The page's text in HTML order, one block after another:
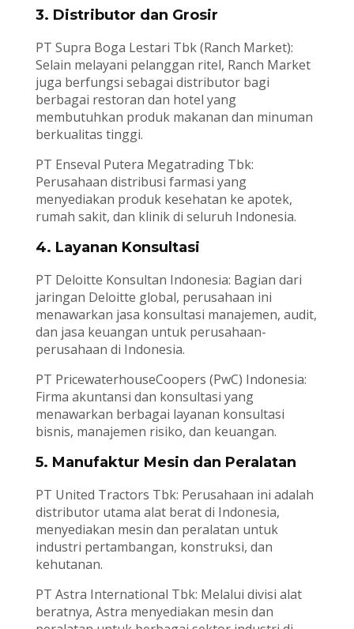
3. Distributor dan Grosir
PT Supra Boga Lestari Tbk (Ranch Market):
Selain melayani pelanggan ritel, Ranch Market
juga berfungsi sebagai distributor bagi
berbagai restoran dan hotel yang
membutuhkan produk makanan dan minuman
berkualitas tinggi.
PT Enseval Putera Megatrading Tbk:
Perusahaan distribusi farmasi yang
menyediakan produk kesehatan ke apotek,
rumah sakit, dan klinik di seluruh Indonesia.
4. Layanan Konsultasi
PT Deloitte Konsultan Indonesia: Bagian dari
jaringan Deloitte global, perusahaan ini
menawarkan jasa konsultasi manajemen, audit,
dan jasa keuangan untuk perusahaan-
perusahaan di Indonesia.
PT PricewaterhouseCoopers (PwC) Indonesia:
Firma akuntansi dan konsultasi yang
menawarkan berbagai layanan konsultasi
bisnis, manajemen risiko, dan keuangan.
5. Manufaktur Mesin dan Peralatan
PT United Tractors Tbk: Perusahaan ini adalah
distributor utama alat berat di Indonesia,
menyediakan mesin dan peralatan untuk
industri pertambangan, konstruksi, dan
kehutanan.
PT Astra International Tbk: Melalui divisi alat
beratnya, Astra menyediakan mesin dan